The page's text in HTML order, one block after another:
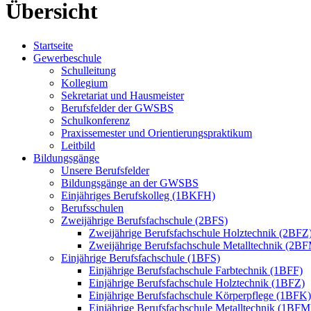
Schulleitung
Kollegium
Sekretariat und Hausmeister
Berufsfelder der GWSBS
Schulkonferenz
Praxissemester und Orientierungspraktikum
Leitbild
Bildungsgänge
Unsere Berufsfelder
Bildungsgänge an der GWSBS
Einjähriges Berufskolleg (1BKFH)
Berufsschulen
Zweijährige Berufsfachschule (2BFS)
Zweijährige Berufsfachschule Holztechnik (2BFZ)
Zweijährige Berufsfachschule Metalltechnik
Einjährige Berufsfachschule (1BFS)
Einjährige Berufsfachschule Farbtechnik (1BFF)
Einjährige Berufsfachschule Holztechnik (1BFZ)
Einjährige Berufsfachschule Körperpflege (1BFK)
Einjährige Berufsfachschule Metalltechnik (1BFM)
Ausbildungsvorbereitung (AV)